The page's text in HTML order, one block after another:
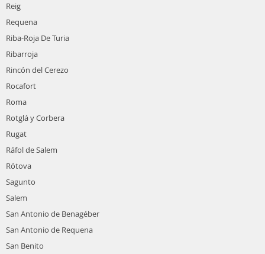
Reig
Requena
Riba-Roja De Turia
Ribarroja
Rincón del Cerezo
Rocafort
Roma
Rotglá y Corbera
Rugat
Ráfol de Salem
Rótova
Sagunto
Salem
San Antonio de Benagéber
San Antonio de Requena
San Benito